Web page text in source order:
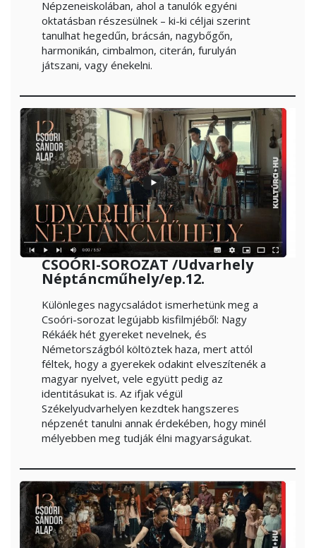
Népzeneiskolában, ahol a tanulók egyéni
oktatásban részesülnek – ki-ki céljai szerint
tanulhat hegedűn, brácsán, nagybőgőn,
harmonikán, cimbalmon, citerán, furulyán
játszani, vagy énekelni.
CSOÓRI-SOROZAT /Udvarhely
Néptáncműhely/ep.12.
Különleges nagycsaládot ismerhetünk meg a
Csoóri-sorozat legújabb kisfilmjéből: Nagy
Rékáék hét gyereket nevelnek, és
Németországból költöztek haza, mert attól
féltek, hogy a gyerekek odakint elveszítenék a
magyar nyelvet, vele együtt pedig az
identitásukat is. Az ifjak végül
Székelyudvarhelyen kezdtek hangszeres
népzenét tanulni annak érdekében, hogy minél
mélyebben meg tudják élni magyarságukat.